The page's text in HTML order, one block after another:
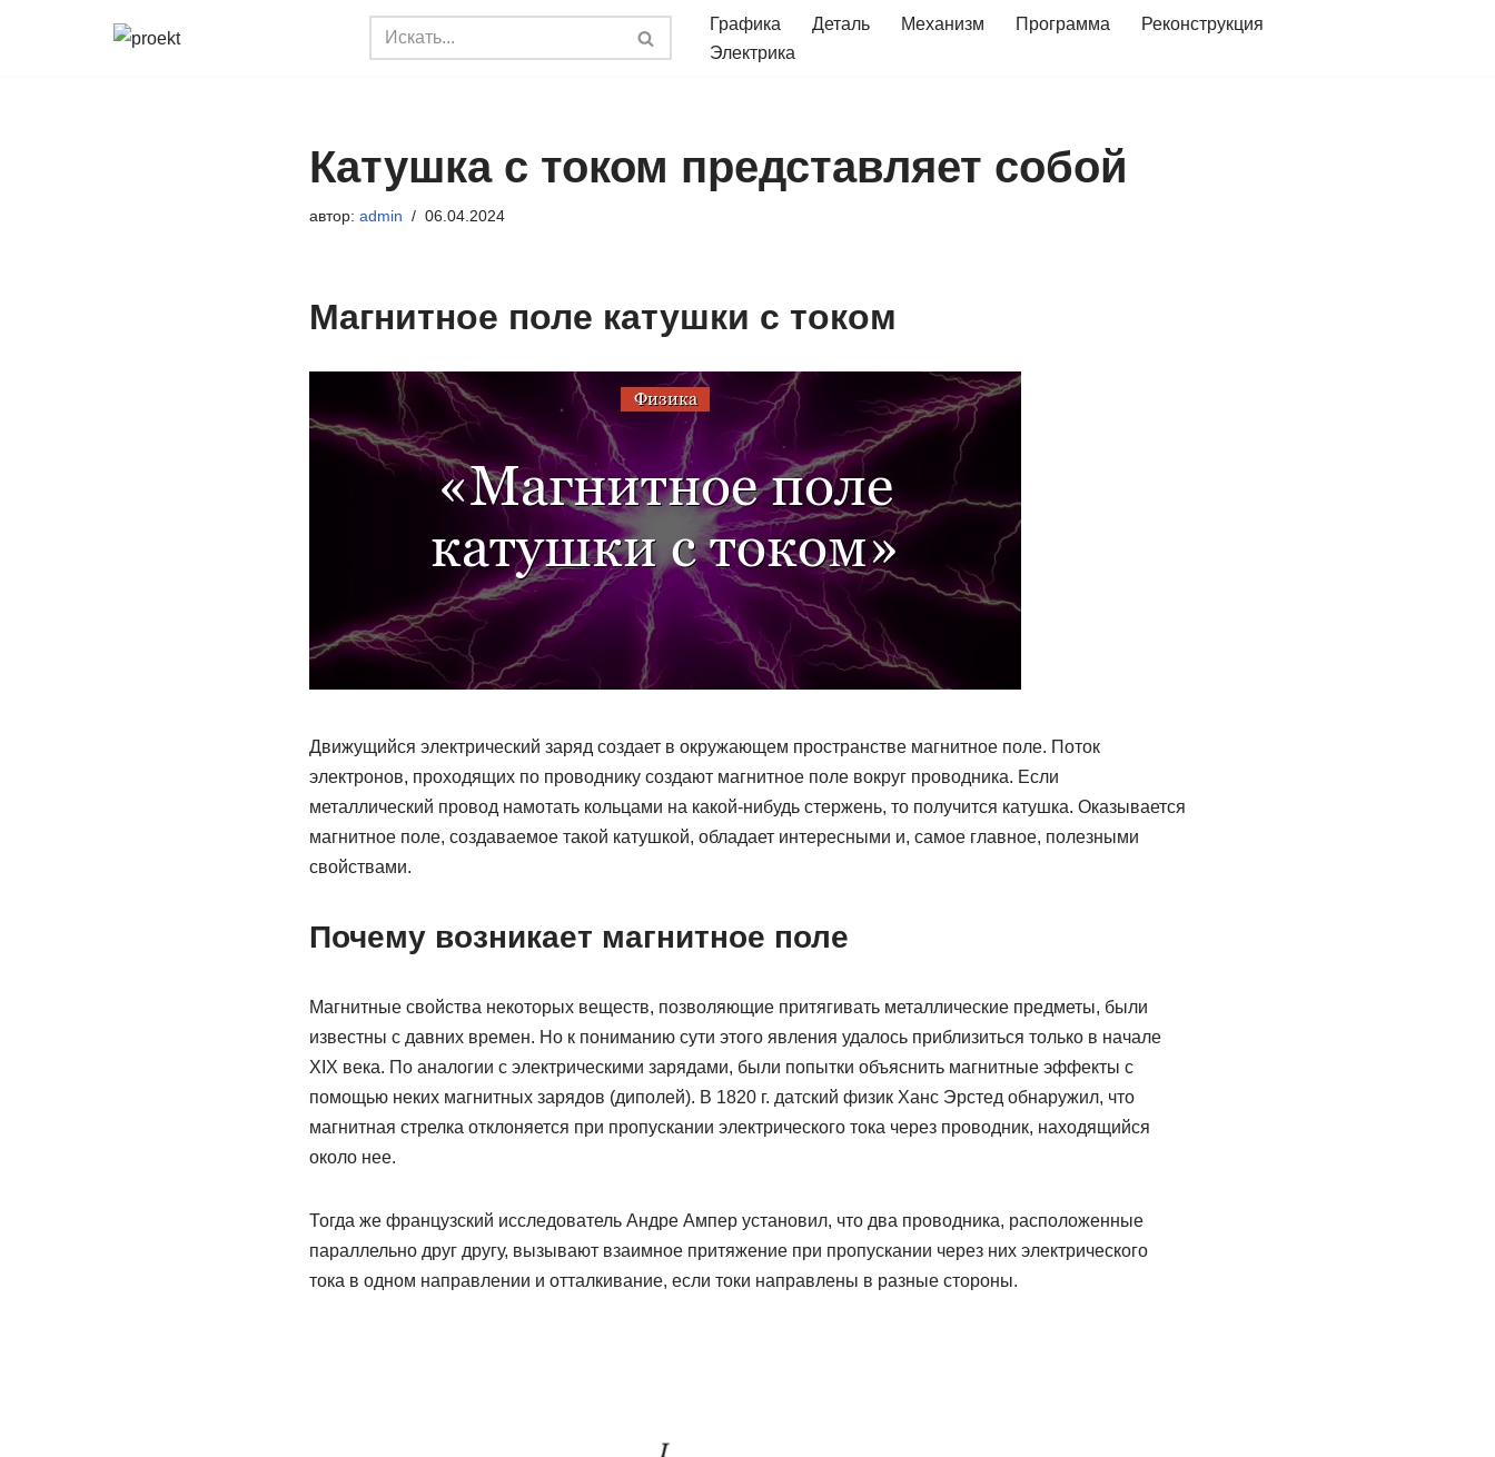
Графика Деталь Механизм Программа
Реконструкция
Электрика
Катушка с током представляет собой
автор: admin 06.04.2024
Магнитное поле катушки с током
Движущийся электрический заряд создает в окружающем пространстве магнитное поле. Поток
электронов, проходящих по проводнику создают магнитное поле вокруг проводника. Если
металлический провод намотать кольцами на какой-нибудь стержень, то получится катушка. Оказывается
магнитное поле, создаваемое такой катушкой, обладает интересными и, самое главное, полезными
свойствами.
Почему возникает магнитное поле
Магнитные свойства некоторых веществ, позволяющие притягивать металлические предметы, были
известны с давних времен. Но к пониманию сути этого явления удалось приблизиться только в начале
XIX века. По аналогии с электрическими зарядами, были попытки объяснить магнитные эффекты с
помощью неких магнитных зарядов (диполей). В 1820 г. датский физик Ханс Эрстед обнаружил, что
магнитная стрелка отклоняется при пропускании электрического тока через проводник, находящийся
около нее.
Тогда же французский исследователь Андре Ампер установил, что два проводника, расположенные
параллельно друг другу, вызывают взаимное притяжение при пропускании через них электрического
тока в одном направлении и отталкивание, если токи направлены в разные стороны.